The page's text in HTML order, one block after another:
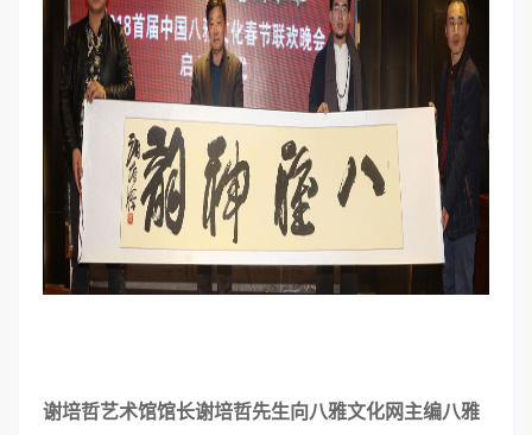
谢培哲艺术馆馆长谢培哲先生向八雅文化网主编八雅